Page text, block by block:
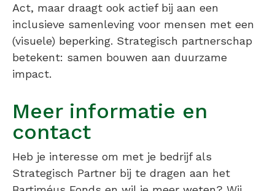
Act, maar draagt ook actief bij aan een
inclusieve samenleving voor mensen met een
(visuele) beperking. Strategisch partnerschap
betekent: samen bouwen aan duurzame
impact.
Meer informatie en
contact
Heb je interesse om met je bedrijf als
Strategisch Partner bij te dragen aan het